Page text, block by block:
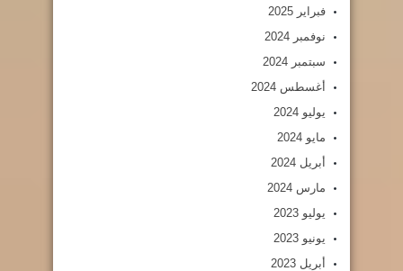
فبراير 2025
نوفمبر 2024
سبتمبر 2024
أغسطس 2024
يوليو 2024
مايو 2024
أبريل 2024
مارس 2024
يوليو 2023
يونيو 2023
أبريل 2023